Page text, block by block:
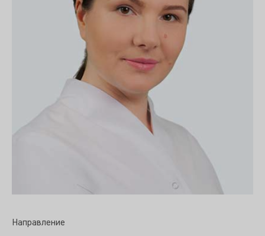
Направление